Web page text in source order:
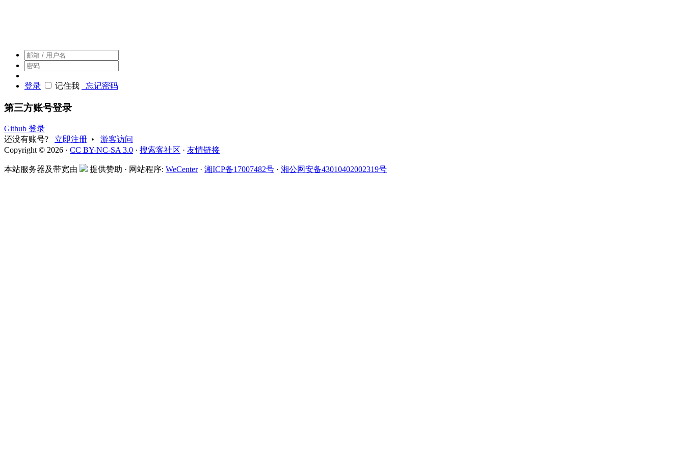
登录 记住我 忘记密码
第三方账号登录
Github 登录
还没有账号?
立即注册 • 游客访问
Copyright © 2026 · CC BY-NC-SA 3.0 · 搜索客社区 · 友情链接
本站服务器及带宽由 提供赞助 · 网站程序: WeCenter· 湘ICP备17007482号 · 湘公网安备43010402002319号